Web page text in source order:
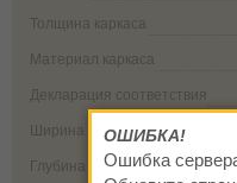
Толщина каркаса
Материал каркаса
Декларация соответствия
Ширина сиденья
Глубина сиденья
ОШИБКА!
Ошибка